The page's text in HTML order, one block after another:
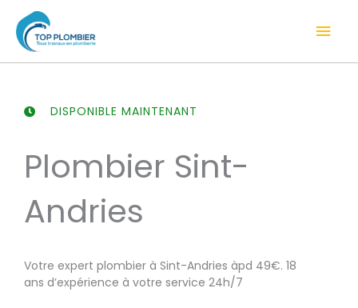
contenu
DISPONIBLE MAINTENANT
Plombier Sint-
Andries
Votre expert plombier à Sint-Andries àpd 49€. 18
ans d’expérience à votre service 24h/7